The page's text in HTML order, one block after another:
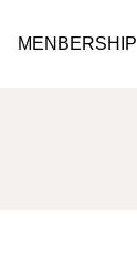
MENBERSHIP